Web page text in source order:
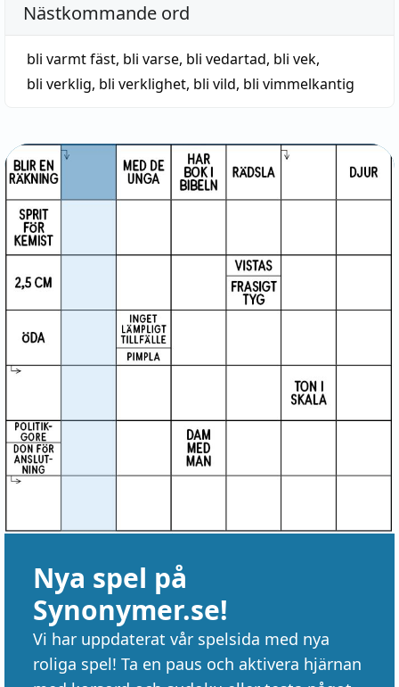
Nästkommande ord
bli varmt fäst, bli varse, bli vedartad, bli vek,
bli verklig, bli verklighet, bli vild, bli vimmelkantig
Nya spel på
Synonymer.se!
Vi har uppdaterat vår spelsida med nya
roliga spel! Ta en paus och aktivera hjärnan